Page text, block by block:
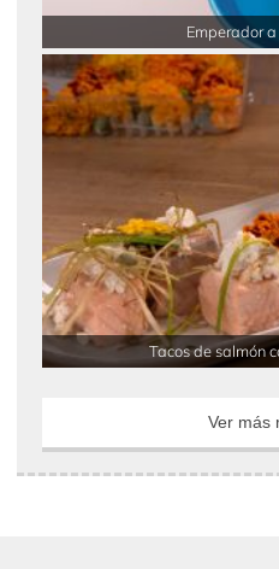
Emperador
Tacos de salmón
Ver más